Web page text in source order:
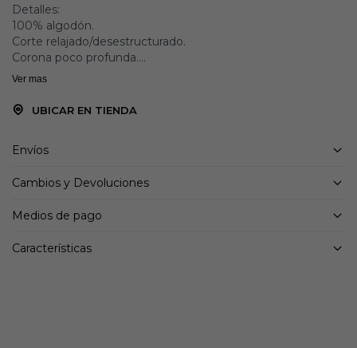
Detalles:
100% algodón.
Corte relajado/desestructurado.
Corona poco profunda.
Cierre ajustable.
Ver mas
UBICAR EN TIENDA
Envíos
Cambios y Devoluciones
Medios de pago
Características